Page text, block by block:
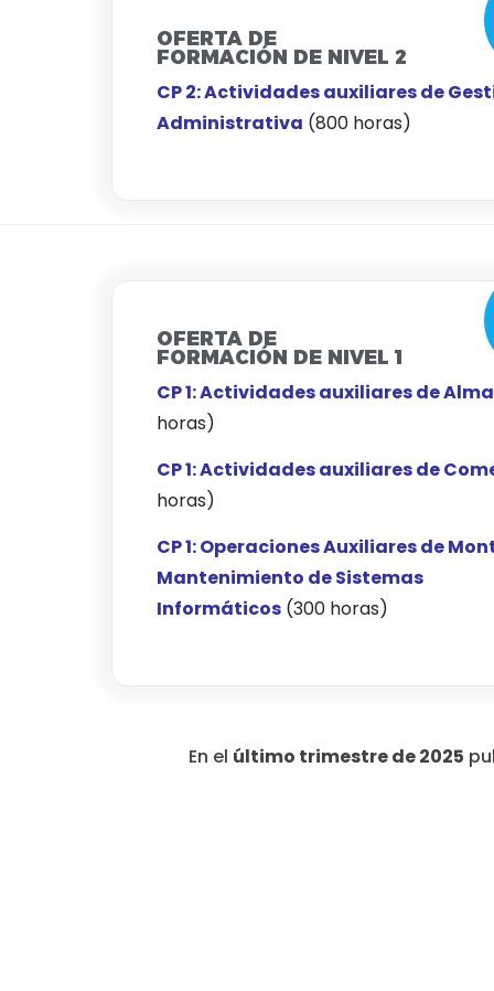
OFERTA DE
FORMACIÓN DE NIVEL 2
CP 2: Actividades auxiliares de
Administrativa (800 horas)
OFERTA DE
FORMACIÓN DE NIVEL 1
CP 1: Actividades auxiliares de
horas)
CP 1: Actividades auxiliares de
horas)
CP 1: Operaciones Auxiliares de
Mantenimiento de Sistemas
Informáticos (300 horas)
En el último trimestre de 2025